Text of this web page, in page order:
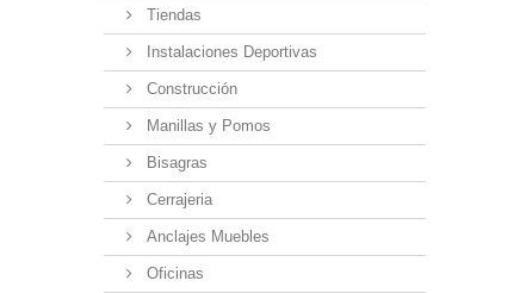
Tiendas
Instalaciones Deportivas
Construcción
Manillas y Pomos
Bisagras
Cerrajeria
Anclajes Muebles
Oficinas